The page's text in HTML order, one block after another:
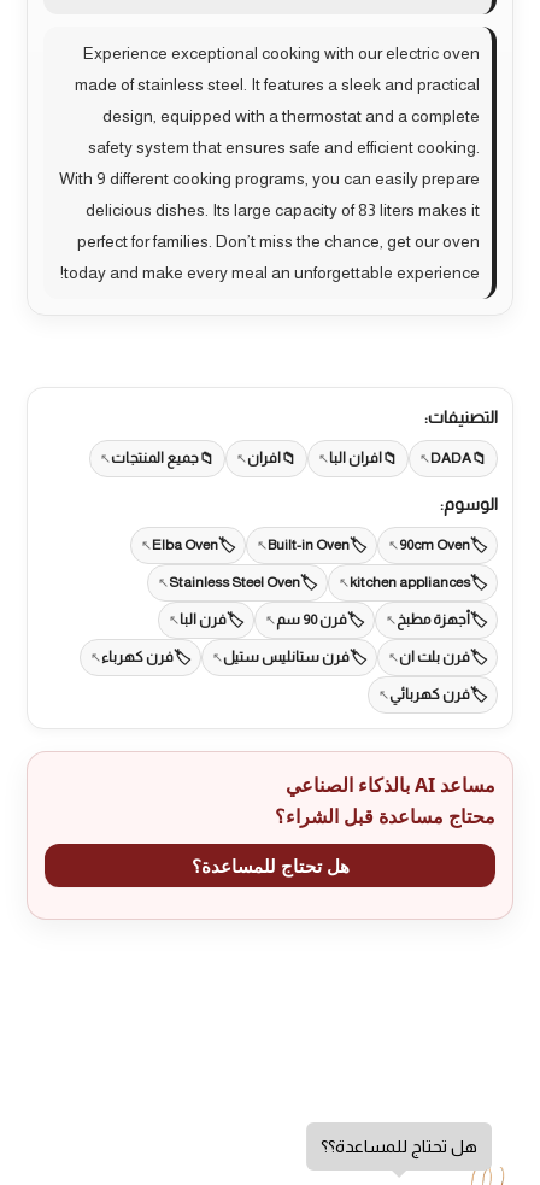
Experience exceptional cooking with our electric oven
made of stainless steel. It features a sleek and practical
design, equipped with a thermostat and a complete
safety system that ensures safe and efficient cooking.
With 9 different cooking programs, you can easily prepare
delicious dishes. Its large capacity of 83 liters makes it
perfect for families. Don’t miss the chance, get our oven
today and make every meal an unforgettable experience!
التصنيفات:
DADA افران البا افران جميع المنتجات
الوسوم:
90cm Oven
Built-in Oven
Elba Oven
kitchen appliances
Stainless Steel Oven
أجهزة مطبخ فرن 90 سم فرن البا
فرن بلت ان فرن ستانليس ستيل فرن كهرباء
فرن كهربائي
مساعد AI بالذكاء الصناعي
محتاج مساعدة قبل الشراء؟
هل تحتاج للمساعدة؟
هل تحتاج للمساعدة؟؟